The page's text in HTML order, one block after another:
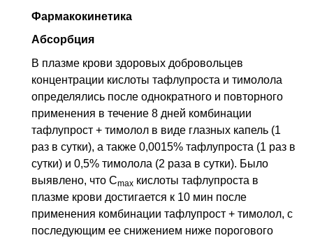
Фармакокинетика
Абсорбция
В плазме крови здоровых добровольцев
концентрации кислоты тафлупроста и тимолола
определялись после однократного и повторного
применения в течение 8 дней комбинации
тафлупрост + тимолол в виде глазных капель (1
раз в сутки), а также 0,0015% тафлупроста (1 раз в
сутки) и 0,5% тимолола (2 раза в сутки). Было
выявлено, что Cmax кислоты тафлупроста в
плазме крови достигается к 10 мин после
применения комбинации тафлупрост + тимолол, с
последующим ее снижением ниже порогового